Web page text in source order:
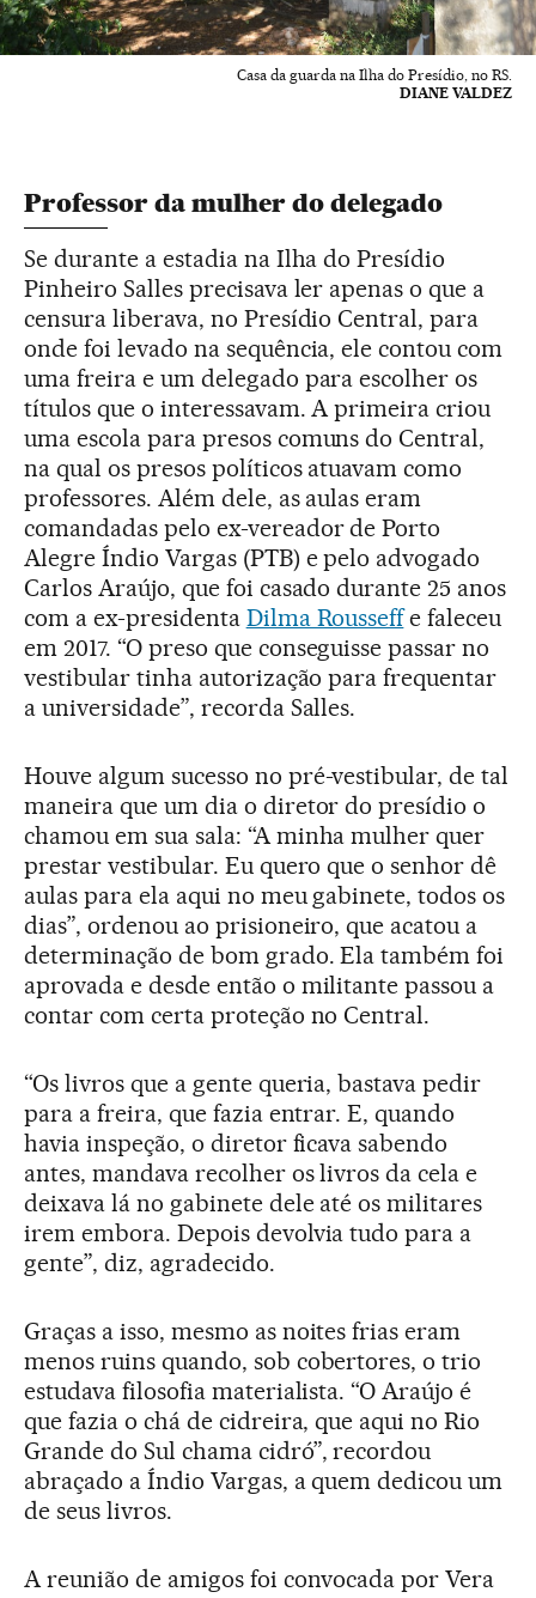
Casa da guarda na Ilha do Presídio, no RS.
DIANE VALDEZ
Professor da mulher do delegado
Se durante a estadia na Ilha do Presídio
Pinheiro Salles precisava ler apenas o que a
censura liberava, no Presídio Central, para
onde foi levado na sequência, ele contou com
uma freira e um delegado para escolher os
títulos que o interessavam. A primeira criou
uma escola para presos comuns do Central,
na qual os presos políticos atuavam como
professores. Além dele, as aulas eram
comandadas pelo ex-vereador de Porto
Alegre Índio Vargas (PTB) e pelo advogado
Carlos Araújo, que foi casado durante 25 anos
com a ex-presidenta Dilma Rousseffe faleceu
em 2017. “O preso que conseguisse passar no
vestibular tinha autorização para frequentar
a universidade”, recorda Salles.
Houve algum sucesso no pré-vestibular, de tal
maneira que um dia o diretor do presídio o
chamou em sua sala: “A minha mulher quer
prestar vestibular. Eu quero que o senhor dê
aulas para ela aqui no meu gabinete, todos os
dias”, ordenou ao prisioneiro, que acatou a
determinação de bom grado. Ela também foi
aprovada e desde então o militante passou a
contar com certa proteção no Central.
“Os livros que a gente queria, bastava pedir
para a freira, que fazia entrar. E, quando
havia inspeção, o diretor ficava sabendo
antes, mandava recolher os livros da cela e
deixava lá no gabinete dele até os militares
irem embora. Depois devolvia tudo para a
gente”, diz, agradecido.
Graças a isso, mesmo as noites frias eram
menos ruins quando, sob cobertores, o trio
estudava filosofia materialista. “O Araújo é
que fazia o chá de cidreira, que aqui no Rio
Grande do Sul chama cidró”, recordou
abraçado a Índio Vargas, a quem dedicou um
de seus livros.
A reunião de amigos foi convocada por Vera